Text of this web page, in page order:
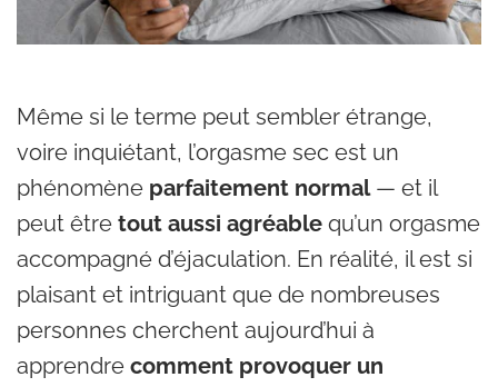
Même si le terme peut sembler étrange,
voire inquiétant, l’orgasme sec est un
phénomène parfaitement normal— et il
peut être tout aussi agréable qu’un orgasme
accompagné d’éjaculation. En réalité, il est si
plaisant et intriguant que de nombreuses
personnes cherchent aujourd’hui à
apprendre comment provoquer un